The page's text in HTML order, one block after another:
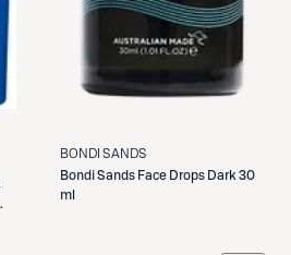
BONDI SANDS
Bondi Sands Face Drops Dark 30
ml